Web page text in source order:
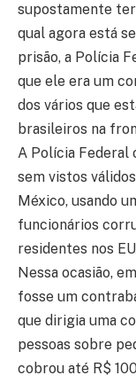
supostamente
qual agora está
prisão, a Polícia
que ele era um
dos vários que
brasileiros na
A Polícia Federal
sem vistos
México, usando
funcionários
residentes nos
Nessa ocasião,
fosse um
que dirigia uma
pessoas sobre
cobrou até R$